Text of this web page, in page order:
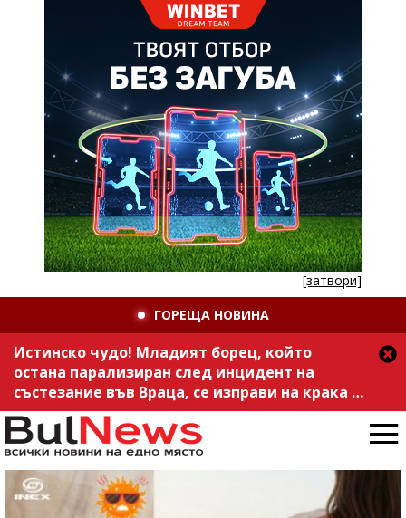
[затвори]
ГОРЕЩА НОВИНА
Истинско чудо! Младият борец, който
остана парализиран след инцидент на
състезание във Враца, се изправи на крака /
снимка/